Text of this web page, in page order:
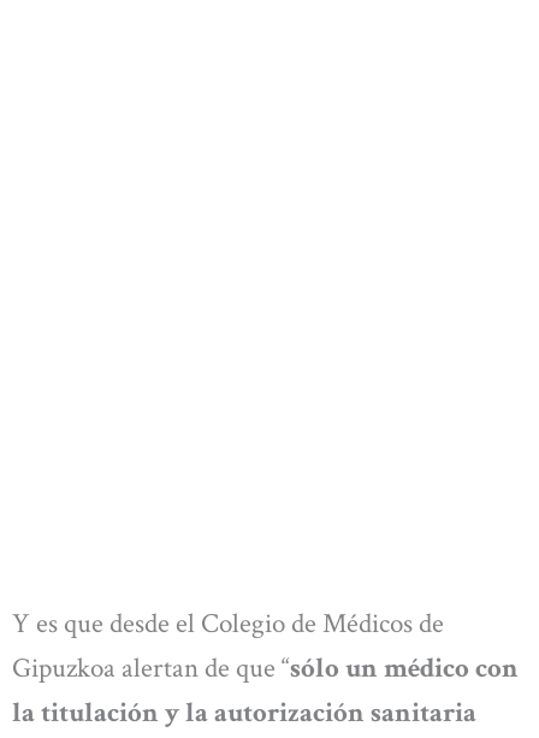
Y es que desde el Colegio de Médicos de
Gipuzkoa alertan de que “sólo un médico con
la titulación y la autorización sanitaria